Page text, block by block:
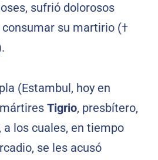
sufrió dolorosos
su martirio (†
(Estambul, hoy en
Tigrio, presbítero,
a los cuales, en tiempo
se les acusó